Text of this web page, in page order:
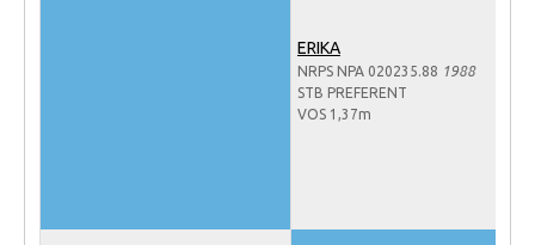
Informatie Hengstenkeuring
ERIKA
NRPS NPA 020235.88 1988
STB PREFERENT
VOS 1,37m